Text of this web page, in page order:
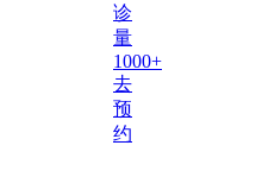
诊
量
1000+
去
预
约